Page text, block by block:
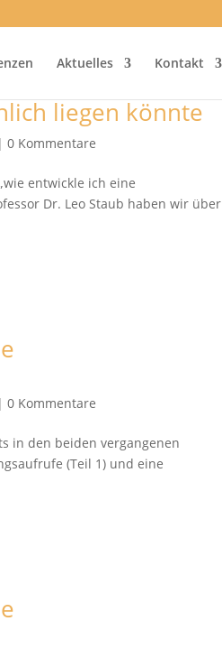
Aktuelles Kontakt
liegen könnte
|0 Kommentare
entwickle ich eine
Dr. Leo Staub haben wir über
|0 Kommentare
in den beiden vergangenen
(Teil 1) und eine